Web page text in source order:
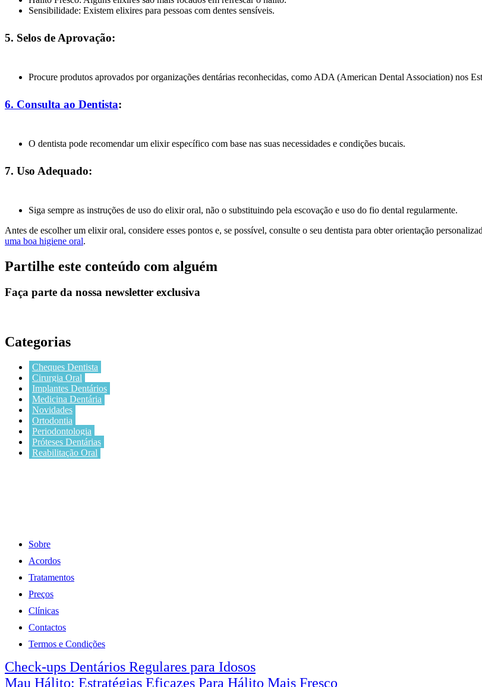
Sensibilidade: Existem elixires para pessoas com dentes sensíveis.
5. Selos de Aprovação:
Procure produtos aprovados por organizações dentárias reconhecidas, como ADA (American Dental Association) nos
6. Consulta ao Dentista:
O dentista pode recomendar um elixir específico com base nas suas necessidades e condições bucais.
7. Uso Adequado:
Siga sempre as instruções de uso do elixir oral, não o substituindo pela escovação e uso do fio dental regularmente.
Antes de escolher um elixir oral, considere esses pontos e, se possível, consulte o seu dentista para obter orientação
uma boa higiene oral.
Partilhe este conteúdo com alguém
Faça parte da nossa newsletter exclusiva
Categorias
Cheques Dentista
Cirurgia Oral
Implantes Dentários
Medicina Dentária
Novidades
Ortodontia
Periodontologia
Próteses Dentárias
Reabilitação Oral
Sobre
Acordos
Tratamentos
Preços
Clínicas
Contactos
Termos e Condições
Check-ups Dentários Regulares para Idosos
Mau Hálito: Estratégias Eficazes Para Hálito Mais Fresco